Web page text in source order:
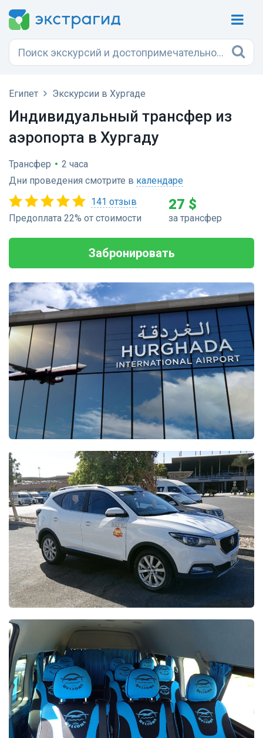
Египет Экскурсии в Хургаде
Индивидуальный трансфер из
аэропорта в Хургаду
Трансфер • 2 часа
Дни проведения смотрите в календаре
141 отзыв
Предоплата 22% от стоимости
27 $
за трансфер
Забронировать